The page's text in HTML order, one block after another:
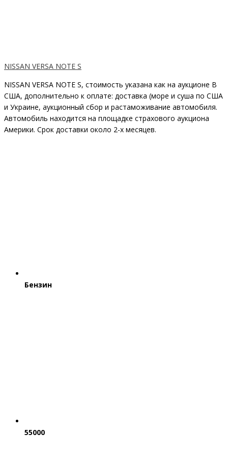
NISSAN VERSA NOTE S
NISSAN VERSA NOTE S, стоимость указана как на аукционе В
США, дополнительно к оплате: доставка (море и суша по США
и Украине, аукционный сбор и растаможивание автомобиля.
Автомобиль находится на площадке страхового аукциона
Америки. Срок доставки около 2-x месяцев.
Бензин
55000